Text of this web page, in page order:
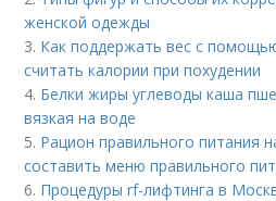
женской одежды
3. Как поддержать вес с
считать калории при похудении
4. Белки жиры углеводы каша
вязкая на воде
5. Рацион правильного питания
составить меню правильного
6. Процедуры rf-лифтинга в